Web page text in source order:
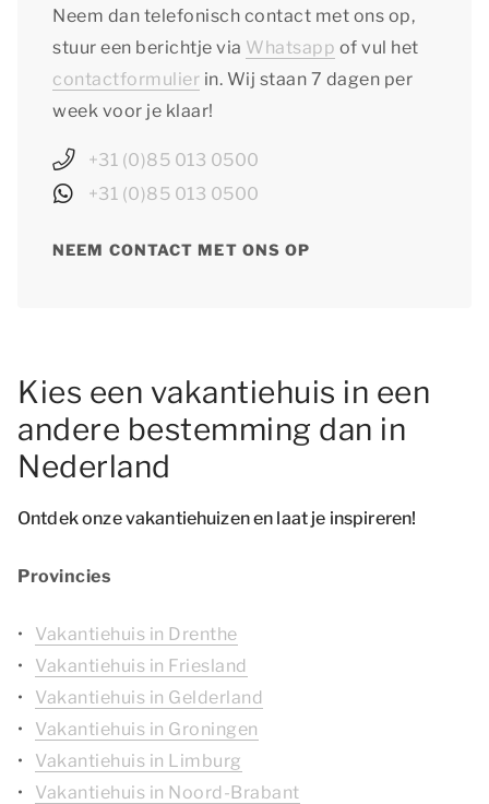
Neem dan telefonisch contact met ons op,
stuur een berichtje via Whatsapp of vul het
contactformulier in. Wij staan 7 dagen per
week voor je klaar!
+31 (0)85 013 0500
+31 (0)85 013 0500
NEEM CONTACT MET ONS OP
Kies een vakantiehuis in een
andere bestemming dan in
Nederland
Ontdek onze vakantiehuizen en laat je inspireren!
Provincies
Vakantiehuis in Drenthe
Vakantiehuis in Friesland
Vakantiehuis in Gelderland
Vakantiehuis in Groningen
Vakantiehuis in Limburg
Vakantiehuis in Noord-Brabant